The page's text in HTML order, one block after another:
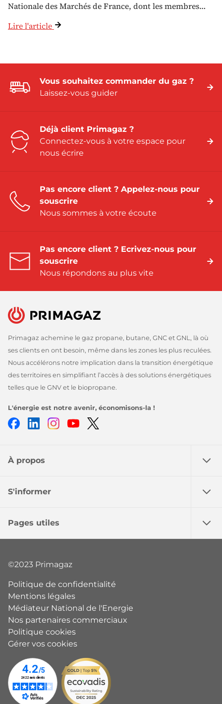
Nationale des Marchés de France, dont les membres…
Lire l'article
Vous souhaitez commander du gaz ?
Laissez-vous guider
Déjà client Primagaz ?
Connectez-vous à votre espace pour
nous écrire
Pas encore client ? Appelez-nous pour
souscrire
Nous sommes à votre écoute
Pas encore client ? Ecrivez-nous pour
souscrire
Nous répondons au plus vite
Primagaz achemine le gaz propane, butane, GNC et GNL, là où
ses clients en ont besoin, même dans les zones les plus reculées.
Nous accélérons notre implication dans la transition énergétique
des territoires en simplifiant l’accès à des solutions énergétiques
telles que le GNV et le biopropane.
L'énergie est notre avenir, économisons-la !
FacebookLinkedInInstagramYoutube
À propos
S'informer
Pages utiles
©2023 Primagaz
Politique de confidentialité
Mentions légales
Médiateur National de l'Energie
Nos partenaires commerciaux
Politique cookies
Gérer vos cookies